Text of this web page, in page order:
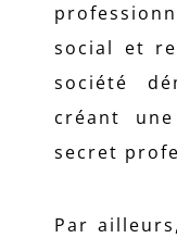
social et
société
créant
secret
Par